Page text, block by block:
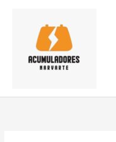
contenido